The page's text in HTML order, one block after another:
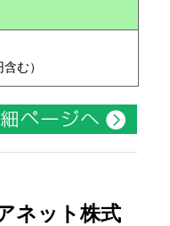
む）
ネット株式